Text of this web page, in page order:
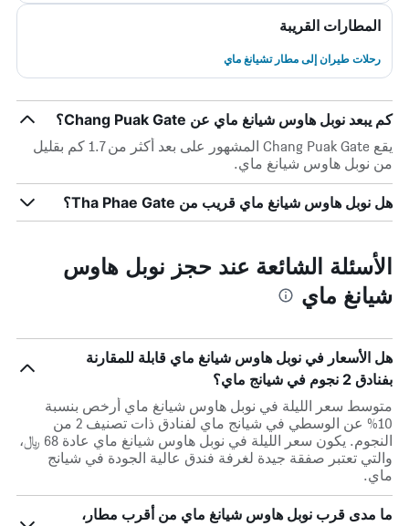
المطارات القريبة
رحلات طيران إلى مطار تشيانغ ماي
كم يبعد نوبل هاوس شيانغ ماي عن Chang Puak Gate؟
يقع Chang Puak Gate المشهور على بعد أكثر من 1.7 كم بقليل
من نوبل هاوس شيانغ ماي.
هل نوبل هاوس شيانغ ماي قريب من Tha Phae Gate؟
الأسئلة الشائعة عند حجز نوبل هاوس
شيانغ ماي
هل الأسعار في نوبل هاوس شيانغ ماي قابلة للمقارنة
بفنادق 2 نجوم في شيانج ماي؟
متوسط سعر الليلة في نوبل هاوس شيانغ ماي أرخص بنسبة
10% عن الوسطي في شيانج ماي لفنادق ذات تصنيف 2 من
النجوم. يكون سعر الليلة في نوبل هاوس شيانغ ماي عادة 68 ﷼،
والتي تعتبر صفقة جيدة لغرفة فندق عالية الجودة في شيانج
ماي.
ما مدى قرب نوبل هاوس شيانغ ماي من أقرب مطار،